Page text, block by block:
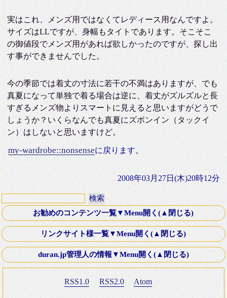
実はこれ、メンズ用ではなくてレディース用なんですよ。
サイズはLLですが、身幅もタイトであります。そこそこ
の御値段でメンズ用があれば欲しかったのですが、探し出
す事ができませんでした。
今の季節では着丈の寸法に若干の不満はありますが、でも
真夏になって単独で着る場合は逆に、着丈がズルズルと長
すぎるメンズ物よりスマートに見えると思いますがどうで
しょうか？いくらなんでも真夏にズボンイン（タックイ
ン）はしないと思いますけど。
my-wardrobe::nonsenseに戻ります。
2008年03月27日(木)20時12分
お勧めのコンテンツ一覧▼Menu開く(▲閉じる)
第十八話・外伝「Down ！」K氏より寄稿
Old Fashioned Love Songシリーズ
映画 いつかA列車に乗って 2003年
ミステリースポット10 青木が原樹海・夜の国道139号線
リンクサイト様一覧▼Menu開く(▲閉じる)
文芸Webサーチ
K-電子計算機同好会
Four Silver Rings
duran.jp管理人の情報▼Menu開く(▲閉じる)
RSS1.0 RSS2.0 Atom